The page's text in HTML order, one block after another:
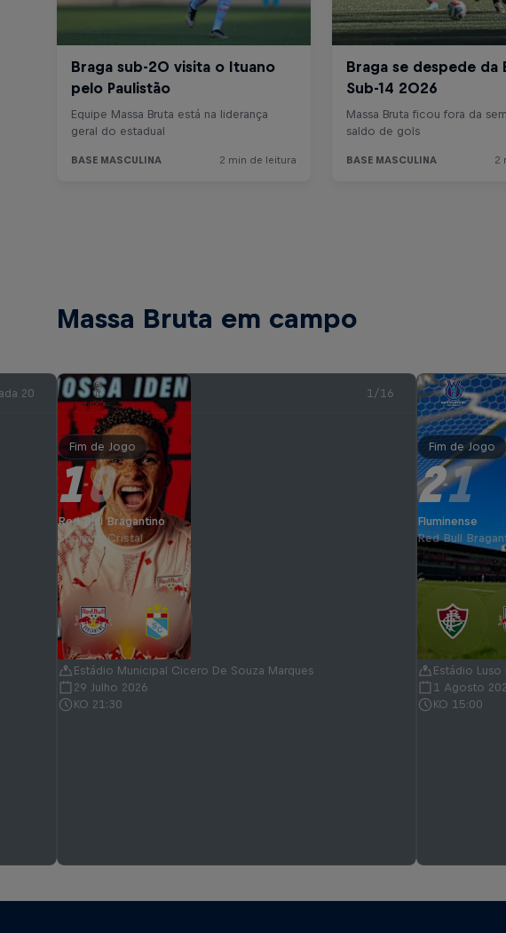
Massa Bruta em campo
20 1/16
Fim de Jogo
1-0
Red Bull Bragantino
Sporting Cristal
Estádio Municipal Cicero De Souza Marques
29 Julho 2026
KO 21:30
Fim de Jogo
2-1
Fluminense
Red Bull
Estádio Luso
1 Agosto
KO 15:00